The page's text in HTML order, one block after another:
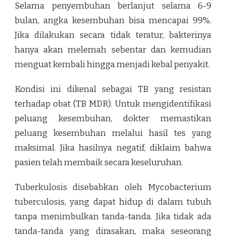
Selama penyembuhan berlanjut selama 6-9
bulan, angka kesembuhan bisa mencapai 99%.
Jika dilakukan secara tidak teratur, bakterinya
hanya akan melemah sebentar dan kemudian
menguat kembali hingga menjadi kebal penyakit.
Kondisi ini dikenal sebagai TB yang resistan
terhadap obat (TB MDR). Untuk mengidentifikasi
peluang kesembuhan, dokter memastikan
peluang kesembuhan melalui hasil tes yang
maksimal. Jika hasilnya negatif, diklaim bahwa
pasien telah membaik secara keseluruhan.
Tuberkulosis disebabkan oleh Mycobacterium
tuberculosis, yang dapat hidup di dalam tubuh
tanpa menimbulkan tanda-tanda. Jika tidak ada
tanda-tanda yang dirasakan, maka seseorang